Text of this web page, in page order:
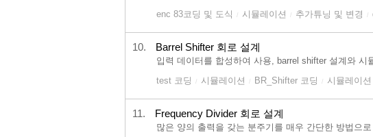
enc 83코딩 및 도식
시뮬레이션 추가튜닝 및 변경
10. Barrel Shifter 회로 설계
입력 데이터를 합성하여 사용, barrel shifter 설계와 시
test 코딩
시뮬레이션 BR_Shifter 코딩 시뮬레이션
11. Frequency Divider 회로 설계
많은 양의 출력을 갖는 분주기를 매우 간단한 방법으